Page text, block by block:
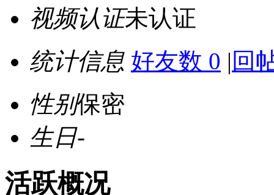
视频认证未认证
统计信息 好友数 0 | 回
性别保密
生日-
活跃概况